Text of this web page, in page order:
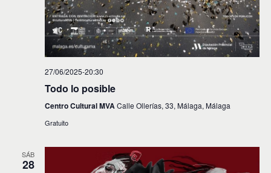
27/06/2025-20:30
Todo lo posible
Centro Cultural MVACalle Ollerías, 33, Málaga, Málaga
Gratuito
SÁB
28